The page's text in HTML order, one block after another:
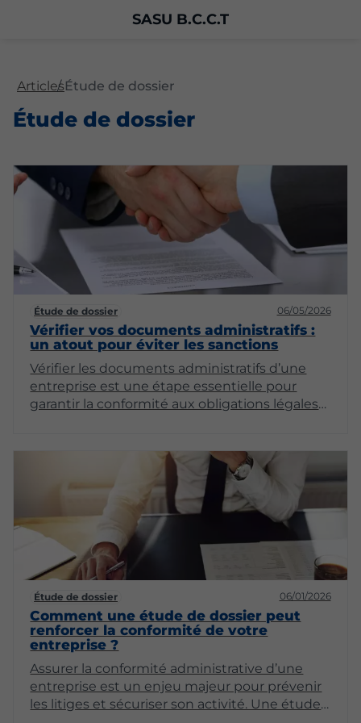
SASU B.C.C.T
ArticlesÉtude de dossier
Étude de dossier
Étude de dossier 06/05/2026
Vérifier vos documents administratifs :
un atout pour éviter les sanctions
Vérifier les documents administratifs d’une
entreprise est une étape essentielle pour
garantir la conformité aux obligations légales
des contrôles, des pénalités ou des litiges
coûteux. Une approche méthodique et
structurée permet de sécuriser la gestion
administrative et de protéger l’activité de
l’entreprise tout en anticipant les risques
potentiels.
Étude de dossier 06/01/2026
Comment une étude de dossier peut
renforcer la conformité de votre
entreprise ?
Assurer la conformité administrative d’une
entreprise est un enjeu majeur pour prévenir
les litiges et sécuriser son activité. Une étude